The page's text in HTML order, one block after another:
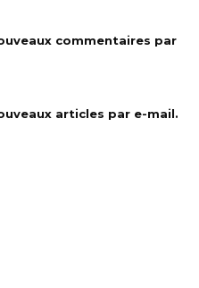
commentaires par
articles par e-mail.